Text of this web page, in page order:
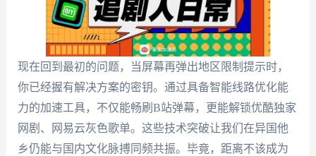
现在回到最初的问题，当屏幕再弹出地区限制提示时，
你已经握有解决方案的密钥。通过具备智能线路优化能
力的加速工具，不仅能畅刷B站弹幕，更能解锁优酷独家
网剧、网易云灰色歌单。这些技术突破让我们在异国他
乡仍能与国内文化脉搏同频共振。毕竟，距离不该成为